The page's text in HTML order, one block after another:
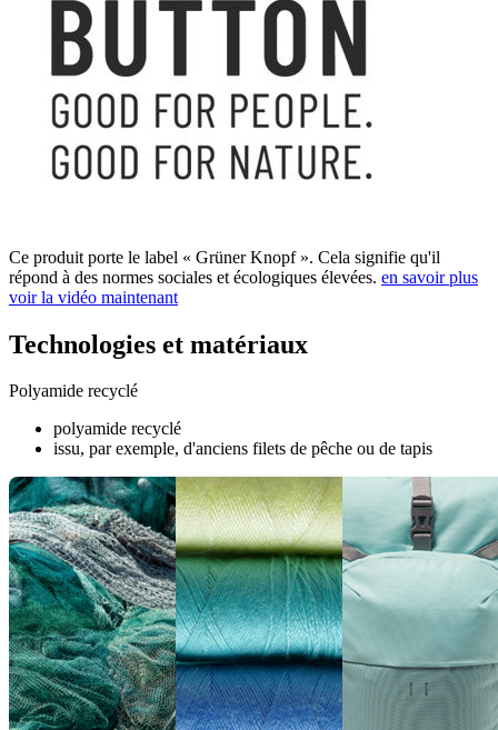
Ce produit porte le label « Grüner Knopf ». Cela signifie qu'il
répond à des normes sociales et écologiques élevées. en savoir plus
voir la vidéo maintenant
Technologies et matériaux
Polyamide recyclé
polyamide recyclé
issu, par exemple, d'anciens filets de pêche ou de tapis